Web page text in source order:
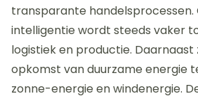
transparante handelsprocessen.
intelligentie wordt steeds vaker
logistiek en productie. Daarnaast
opkomst van duurzame energie
zonne-energie en windenergie.